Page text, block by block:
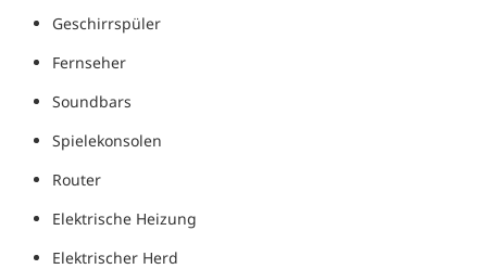
Geschirrspüler
Fernseher
Soundbars
Spielekonsolen
Router
Elektrische Heizung
Elektrischer Herd